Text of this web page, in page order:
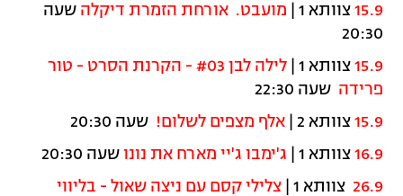
15.9 צוותא 1 | מועבט. אורחת הזמרת דיקלה שעה
20:30
15.9 צוותא 1 |
לילה לבן #03 - הקרנת הסרט - טור
פרידה שעה 22:30
15.9 צוותא 2 | אלף מצפים לשלום! שעה 20:30
16.9 צוותא 1 | ג'ימבו ג'יי מארח את נונו שעה 20:30
26.9 צוותא 1 |
צלילי קסם עם ניצה שאול - בליווי